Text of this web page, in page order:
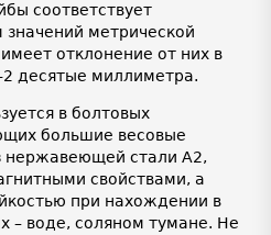
соответствует
метрической
отклонение от них в
2 десятые миллиметра.
в болтовых
большие весовые
нержавеющей стали А2,
свойствами, а
при нахождении в
– воде, соляном тумане. Не